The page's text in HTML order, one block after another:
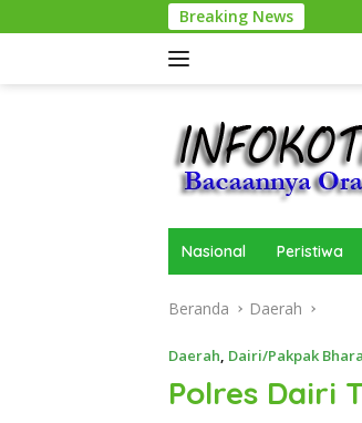
ke
Breaking News
Nasional Peristiwa
Beranda Daerah
Daerah, Dairi/Pakpak
Polres Dairi